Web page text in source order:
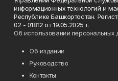
информационных технологий и
Республике Башкортостан.
02 - 01812 от 19.05.2025 г.
Об использовании персональных
Об издании
Руководство
Контакты